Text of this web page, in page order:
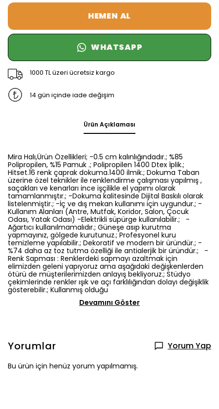
HEMEN AL
WHATSAPP
1000 TL üzeri ücretsiz kargo
14 gün içinde iade değişim
Ürün Açıklaması
Mira Halı,Ürün Özellikleri; -0.5 cm kalınlığındadır.; %85
Polipropilen, %15 Pamuk .; Polipropilen 1400 Dtex İplik.;
Hitset.16 renk çaprak dokuma.1400 ilmik.; Dokuma Taban
üzerine özel teknikler ile renklendirme çalışması yapılmış ,
saçakları ve kenarları ince işçilikle el yapımı olarak
tamamlanmıştır.; -Dokuma kalitesinde Dijital Baskılı olarak
listelenmiştir.; -İç ve dış mekan kullanımı için uygundur.; -
Kullanım Alanları (Antre, Mutfak, Koridor, Salon, Çocuk
Odası, Yatak Odası) -Elektrikli süpürge kullanılabilir.; -
Ağartıcı kullanılmamalıdır.; Güneşe asıp kurutma
yapmayınız, gölgede kurutunuz.; Profesyonel kuru
temizleme yapılabilir.; Dekoratif ve modern bir üründür.; -
%74 daha az toz tutma özelliği ile antialerjik bir üründür.; -
Renk Sapması : Renklerdeki sapmayı azaltmak için
elimizden geleni yapıyoruz ama aşağıdaki değişkenlerden
ötürü de müşterilerimizden anlayış bekliyoruz.; Stüdyo
çekimlerinde renkler ışık ve açı farklılığından dolayı değişiklik
gösterebilir.; Kullanmış olduğu
Devamını Göster
Yorumlar Yorum Yap
Bu ürün için henüz yorum yapılmamış.